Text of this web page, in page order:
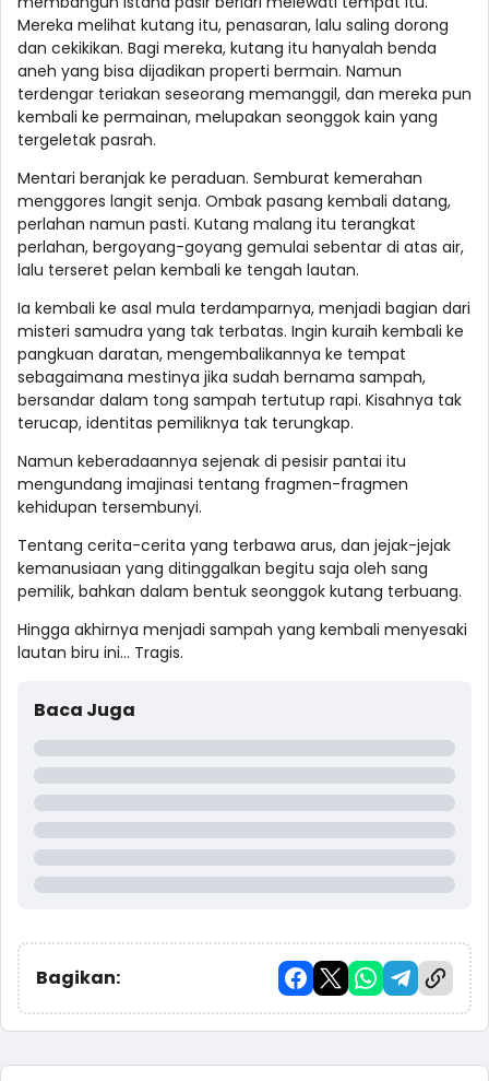
Mereka melihat kutang itu, penasaran, lalu saling dorong
dan cekikikan. Bagi mereka, kutang itu hanyalah benda
aneh yang bisa dijadikan properti bermain. Namun
terdengar teriakan seseorang memanggil, dan mereka pun
kembali ke permainan, melupakan seonggok kain yang
tergeletak pasrah.
Mentari beranjak ke peraduan. Semburat kemerahan
menggores langit senja. Ombak pasang kembali datang,
perlahan namun pasti. Kutang malang itu terangkat
perlahan, bergoyang-goyang gemulai sebentar di atas air,
lalu terseret pelan kembali ke tengah lautan.
Ia kembali ke asal mula terdamparnya, menjadi bagian dari
misteri samudra yang tak terbatas. Ingin kuraih kembali ke
pangkuan daratan, mengembalikannya ke tempat
sebagaimana mestinya jika sudah bernama sampah,
bersandar dalam tong sampah tertutup rapi. Kisahnya tak
terucap, identitas pemiliknya tak terungkap.
Namun keberadaannya sejenak di pesisir pantai itu
mengundang imajinasi tentang fragmen-fragmen
kehidupan tersembunyi.
Tentang cerita-cerita yang terbawa arus, dan jejak-jejak
kemanusiaan yang ditinggalkan begitu saja oleh sang
pemilik, bahkan dalam bentuk seonggok kutang terbuang.
Hingga akhirnya menjadi sampah yang kembali menyesaki
lautan biru ini... Tragis.
Baca Juga
Bagikan: